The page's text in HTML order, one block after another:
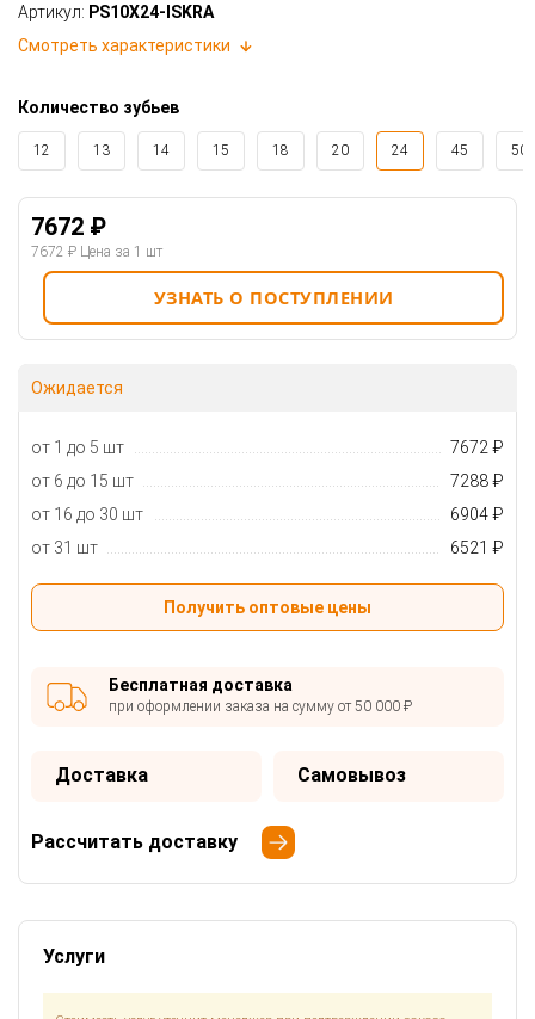
Артикул: PS10X24-ISKRA
Смотреть характеристики
Количество зубьев
12 13 14 15 18 20 24 45 50
7672 ₽
7672 ₽ Цена за 1 шт
УЗНАТЬ О ПОСТУПЛЕНИИ
Ожидается
от 1 до 5 шт
7672 ₽
от 6 до 15 шт
7288 ₽
от 16 до 30 шт
6904 ₽
от 31 шт
6521 ₽
Получить оптовые цены
Бесплатная доставка
при оформлении заказа на сумму от 50 000 ₽
Доставка Самовывоз
Рассчитать доставку
Услуги